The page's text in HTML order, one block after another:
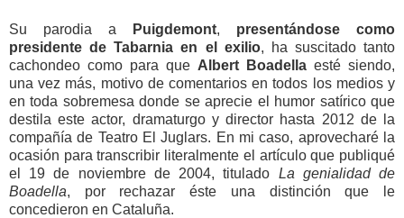
Su parodia a Puigdemont, presentándose como
presidente de Tabarnia en el exilio, ha suscitado tanto
cachondeo como para que Albert Boadella esté siendo,
una vez más, motivo de comentarios en todos los medios y
en toda sobremesa donde se aprecie el humor satírico que
destila este actor, dramaturgo y director hasta 2012 de la
compañía de Teatro El Juglars. En mi caso, aprovecharé la
ocasión para transcribir literalmente el artículo que publiqué
el 19 de noviembre de 2004, titulado La genialidad de
Boadella, por rechazar éste una distinción que le
concedieron en Cataluña.